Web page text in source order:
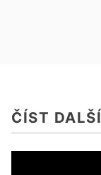
ČÍST DALŠÍ